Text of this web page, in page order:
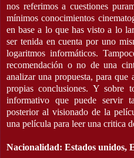
nos referimos a cuestiones
mínimos conocimientos
en base a lo que has visto a lo
ser tenida en cuenta por uno
logaritmos informáticos.
recomendación o no de una
analizar una propuesta, para que
propias conclusiones. Y sobre
informativo que puede servir
posterior al visionado de la
una película para leer una critica
Nacionalidad: Estados unidos,